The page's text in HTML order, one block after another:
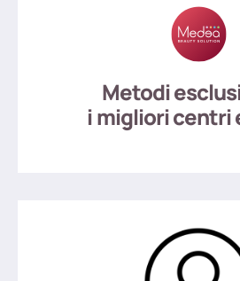
Metodi
i migliori centri